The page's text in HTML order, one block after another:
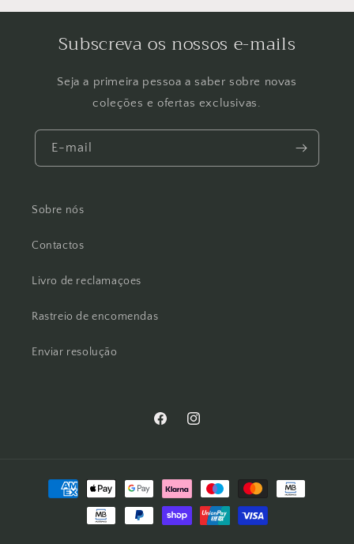
Subscreva os nossos e-mails
Seja a primeira pessoa a saber sobre novas
coleções e ofertas exclusivas.
E-mail
Sobre nós
Contactos
Livro de reclamaçoes
Rastreio de encomendas
Enviar resolução
FacebookInstagram
Métodos
pagamento